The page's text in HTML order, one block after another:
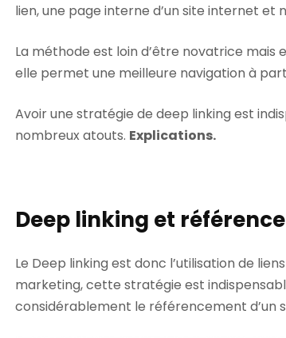
lien, une page interne d’un site internet et
La méthode est loin d’être novatrice mais
elle permet une meilleure navigation à
Avoir une stratégie de deep linking est
nombreux atouts. Explications.
Deep linking et
Le Deep linking est donc l’utilisation de
marketing, cette stratégie est
considérablement le référencement d’un